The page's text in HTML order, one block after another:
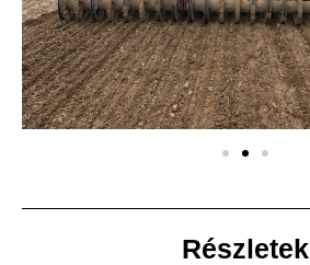
Részletek